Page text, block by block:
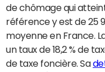
de chômage qui
référence y est de 25
moyenne en France.
un taux de 18,2 % de
de taxe foncière. Sa